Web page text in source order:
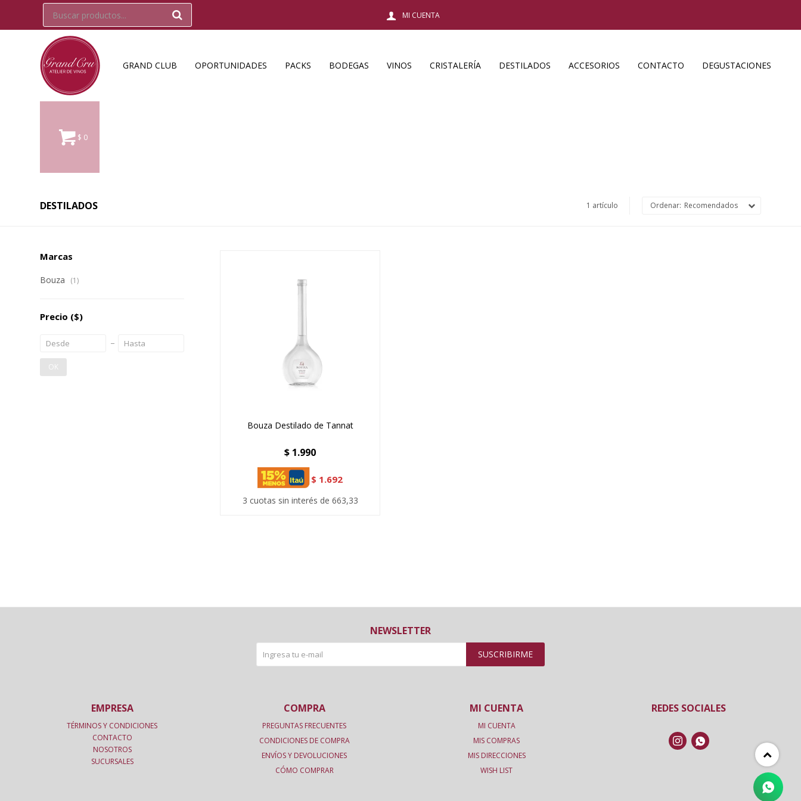
GRAND CLUB OPORTUNIDADES PACKS BODEGAS VINOS CRISTALERÍA DESTILADOS ACCESORIOS CONTACTO DEGUSTACIONES
$ 0
DESTILADOS 1 artículo Recomendados
Bouza Destilado de Tannat
$ 1.990
$ 1.692
3 cuotas sin interés de 663,33
Marcas
Bouza (1)
Precio ($)
OK
NEWSLETTER
SUSCRIBIRME
REDES SOCIALES
 
EMPRESA
TÉRMINOS Y CONDICIONES
CONTACTO
NOSOTROS
SUCURSALES
COMPRA
PREGUNTAS FRECUENTES
CONDICIONES DE COMPRA
ENVÍOS Y DEVOLUCIONES
CÓMO COMPRAR
MI CUENTA
MI CUENTA
MIS COMPRAS
MIS DIRECCIONES
WISH LIST